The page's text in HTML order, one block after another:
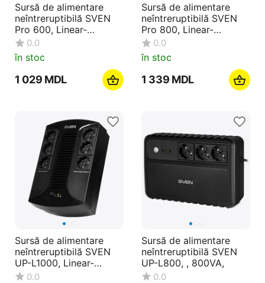
Sursă de alimentare
neîntreruptibilă SVEN
Pro 600, Linear-
interactiv, 600VA, Turn
0.0
în stoc
1 029 MDL
Sursă de alimentare
neîntreruptibilă SVEN
Pro 800, Linear-
interactiv, 800VA
0.0
în stoc
1 339 MDL
Sursă de alimentare
neîntreruptibilă SVEN
UP-L1000, Linear-
interactiv, 1000VA
0.0
Sursă de alimentare
neîntreruptibilă SVEN
UP-L800, , 800VA,
0.0